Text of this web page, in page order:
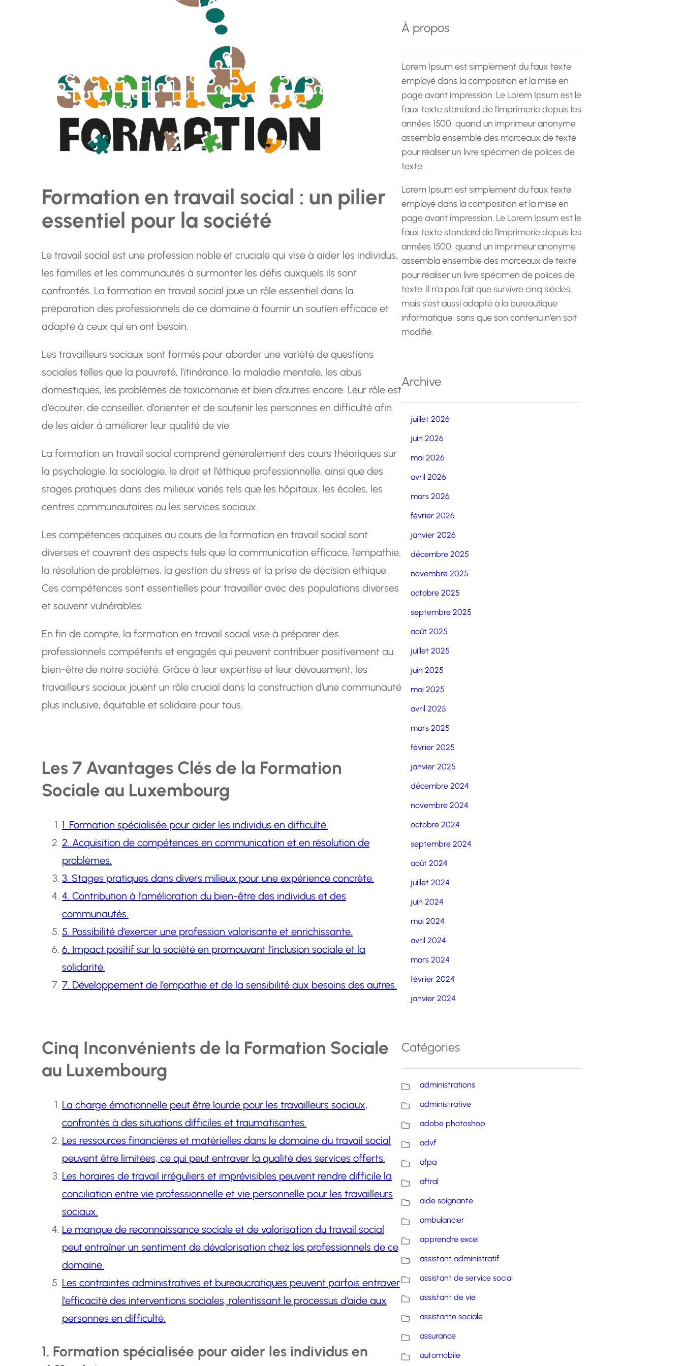
Formation en travail social : un pilier
essentiel pour la société
Le travail social est une profession noble et cruciale qui vise à aider les individus,
les familles et les communautés à surmonter les défis auxquels ils sont
confrontés. La formation en travail social joue un rôle essentiel dans la
préparation des professionnels de ce domaine à fournir un soutien efficace et
adapté à ceux qui en ont besoin.
Les travailleurs sociaux sont formés pour aborder une variété de questions
sociales telles que la pauvreté, l’itinérance, la maladie mentale, les abus
domestiques, les problèmes de toxicomanie et bien d’autres encore. Leur rôle est
d’écouter, de conseiller, d’orienter et de soutenir les personnes en difficulté afin
de les aider à améliorer leur qualité de vie.
La formation en travail social comprend généralement des cours théoriques sur
la psychologie, la sociologie, le droit et l’éthique professionnelle, ainsi que des
stages pratiques dans des milieux variés tels que les hôpitaux, les écoles, les
centres communautaires ou les services sociaux.
Les compétences acquises au cours de la formation en travail social sont
diverses et couvrent des aspects tels que la communication efficace, l’empathie,
la résolution de problèmes, la gestion du stress et la prise de décision éthique.
Ces compétences sont essentielles pour travailler avec des populations diverses
et souvent vulnérables.
En fin de compte, la formation en travail social vise à préparer des
professionnels compétents et engagés qui peuvent contribuer positivement au
bien-être de notre société. Grâce à leur expertise et leur dévouement, les
travailleurs sociaux jouent un rôle crucial dans la construction d’une communauté
plus inclusive, équitable et solidaire pour tous.
Les 7 Avantages Clés de la Formation
Sociale au Luxembourg
1. Formation spécialisée pour aider les individus en difficulté.
2. Acquisition de compétences en communication et en résolution de
problèmes.
3. Stages pratiques dans divers milieux pour une expérience concrète.
4. Contribution à l’amélioration du bien-être des individus et des
communautés.
5. Possibilité d’exercer une profession valorisante et enrichissante.
6. Impact positif sur la société en promouvant l’inclusion sociale et la
solidarité.
7. Développement de l’empathie et de la sensibilité aux besoins des autres.
Cinq Inconvénients de la Formation Sociale
au Luxembourg
La charge émotionnelle peut être lourde pour les travailleurs sociaux,
confrontés à des situations difficiles et traumatisantes.
Les ressources financières et matérielles dans le domaine du travail social
peuvent être limitées, ce qui peut entraver la qualité des services offerts.
Les horaires de travail irréguliers et imprévisibles peuvent rendre difficile la
conciliation entre vie professionnelle et vie personnelle pour les travailleurs
sociaux.
Le manque de reconnaissance sociale et de valorisation du travail social
peut entraîner un sentiment de dévalorisation chez les professionnels de ce
domaine.
Les contraintes administratives et bureaucratiques peuvent parfois entraver
l’efficacité des interventions sociales, ralentissant le processus d’aide aux
personnes en difficulté.
1. Formation spécialisée pour aider les individus en
r
c
h
e
À propos
Lorem Ipsum est simplement du faux texte
employé dans la composition et la mise en
page avant impression. Le Lorem Ipsum est le
faux texte standard de l'imprimerie depuis les
années 1500, quand un imprimeur anonyme
assembla ensemble des morceaux de texte
pour réaliser un livre spécimen de polices de
texte.
Lorem Ipsum est simplement du faux texte
employé dans la composition et la mise en
page avant impression. Le Lorem Ipsum est le
faux texte standard de l'imprimerie depuis les
années 1500, quand un imprimeur anonyme
assembla ensemble des morceaux de texte
pour réaliser un livre spécimen de polices de
texte. Il n'a pas fait que survivre cinq siècles,
mais s'est aussi adapté à la bureautique
informatique, sans que son contenu n'en soit
modifié.
Archive
juillet 2026
juin 2026
mai 2026
avril 2026
mars 2026
février 2026
janvier 2026
décembre 2025
novembre 2025
octobre 2025
septembre 2025
août 2025
juillet 2025
juin 2025
mai 2025
avril 2025
mars 2025
février 2025
janvier 2025
décembre 2024
novembre 2024
octobre 2024
septembre 2024
août 2024
juillet 2024
juin 2024
mai 2024
avril 2024
mars 2024
février 2024
janvier 2024
Catégories
administrations
administrative
adobe photoshop
advf
afpa
aftral
aide soignante
ambulancier
apprendre excel
assistant administratif
assistant de service social
assistant de vie
assistante sociale
assurance
automobile